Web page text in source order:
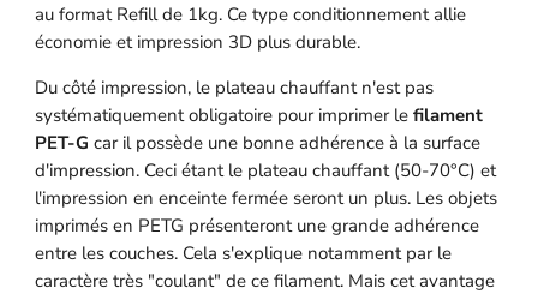
au format Refill de 1kg. Ce type conditionnement allie
économie et impression 3D plus durable.
Du côté impression, le plateau chauffant n'est pas
systématiquement obligatoire pour imprimer le filament
PET-G car il possède une bonne adhérence à la surface
d'impression. Ceci étant le plateau chauffant (50-70°C) et
l'impression en enceinte fermée seront un plus. Les objets
imprimés en PETG présenteront une grande adhérence
entre les couches. Cela s'explique notamment par le
caractère très "coulant" de ce filament. Mais cet avantage